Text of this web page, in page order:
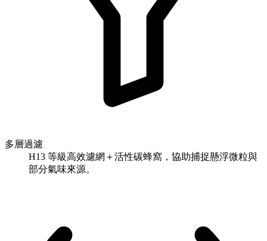
多層過濾
H13 等級高效濾網＋活性碳蜂窩，協助捕捉懸浮微粒與
部分氣味來源。